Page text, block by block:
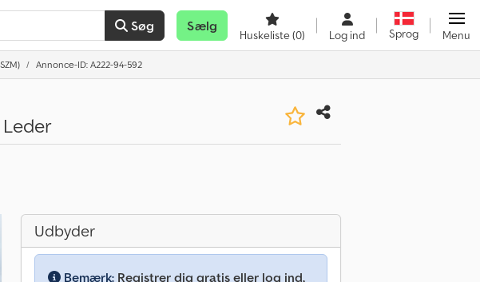
Søg Sælg
Huskeliste(0) Log ind Sprog Menu
Annonce-ID: A222-94-592
Leder
Udbyder
Bemærk: Registrer dig gratis eller log ind,